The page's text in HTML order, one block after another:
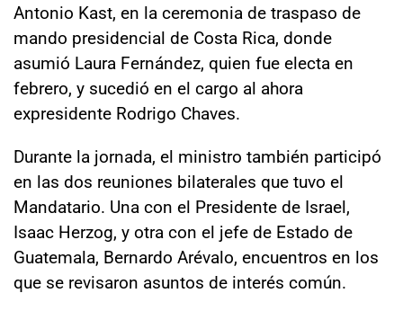
Antonio Kast, en la ceremonia de traspaso de
mando presidencial de Costa Rica, donde
asumió Laura Fernández, quien fue electa en
febrero, y sucedió en el cargo al ahora
expresidente Rodrigo Chaves.
Durante la jornada, el ministro también participó
en las dos reuniones bilaterales que tuvo el
Mandatario. Una con el Presidente de Israel,
Isaac Herzog, y otra con el jefe de Estado de
Guatemala, Bernardo Arévalo, encuentros en los
que se revisaron asuntos de interés común.